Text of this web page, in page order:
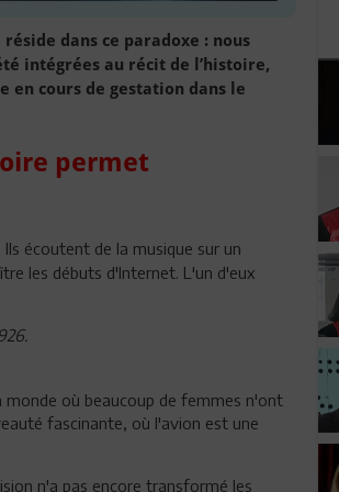
dans ce paradoxe : nous
intégrées au récit de l’histoire,
en cours de gestation dans le
permet
écoutent de la musique sur un
les débuts d'Internet. L'un d'eux
où beaucoup de femmes n'ont
fascinante, où l'avion est une
n'a pas encore transformé les